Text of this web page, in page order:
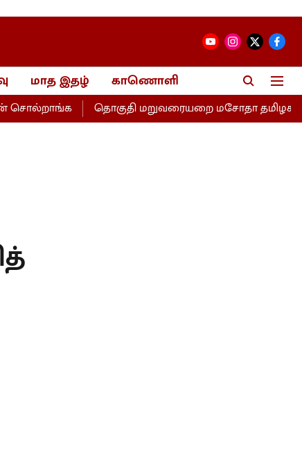
மாத இதழ் காணொளி
தொகுதி மறுவரையறை மசோதா